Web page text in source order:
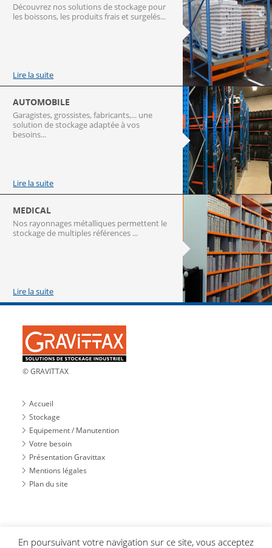
Découvrez nos solutions de stockage pour
les boissons, les produits frais et surgelés...
Lire la suite
AUTOMOBILE
Garagistes, grossistes, fabricants,... une
solution de stockage adaptée à vos
besoins...
Lire la suite
MEDICAL
Nos rayonnages métalliques permettent le
stockage de multiples références ...
Lire la suite
© GRAVITTAX
Accueil
Stockage
Equipement / Manutention
Votre besoin
Présentation Gravittax
Mentions légales
Plan du site
En poursuivant votre navigation sur ce site, vous acceptez